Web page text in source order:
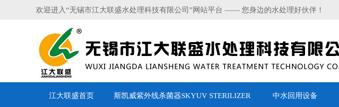
欢迎进入“无锡市江大联盛水处理科技有限公司”网站平台 —— 您身边的水处理好伙伴！
江大联盛首页 斯凯威紫外线杀菌器SKYUV STERILIZER 中水回用设备